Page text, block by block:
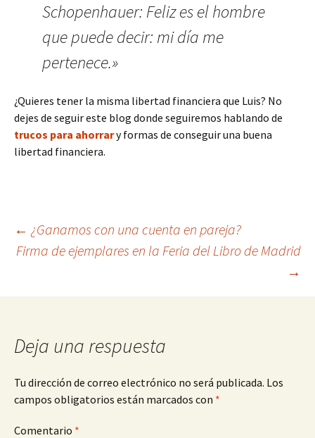
Schopenhauer: Feliz es el hombre
que puede decir: mi día me
pertenece.»
¿Quieres tener la misma libertad financiera que Luis? No
dejes de seguir este blog donde seguiremos hablando de
trucos para ahorrary formas de conseguir una buena
libertad financiera.
Navegación
← ¿Ganamos con una cuenta en pareja?
Firma de ejemplares en la Feria del Libro de Madrid
→
Deja una respuesta
Tu dirección de correo electrónico no será publicada. Los
campos obligatorios están marcados con *
Comentario *